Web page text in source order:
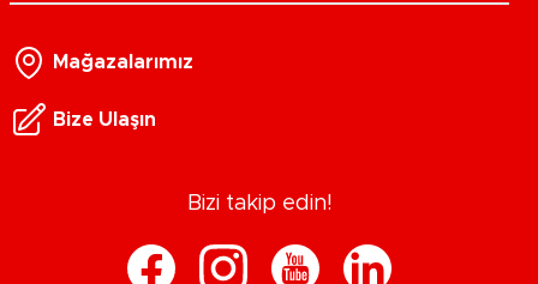
Mağazalarımız
Bize Ulaşın
Bizi takip edin!